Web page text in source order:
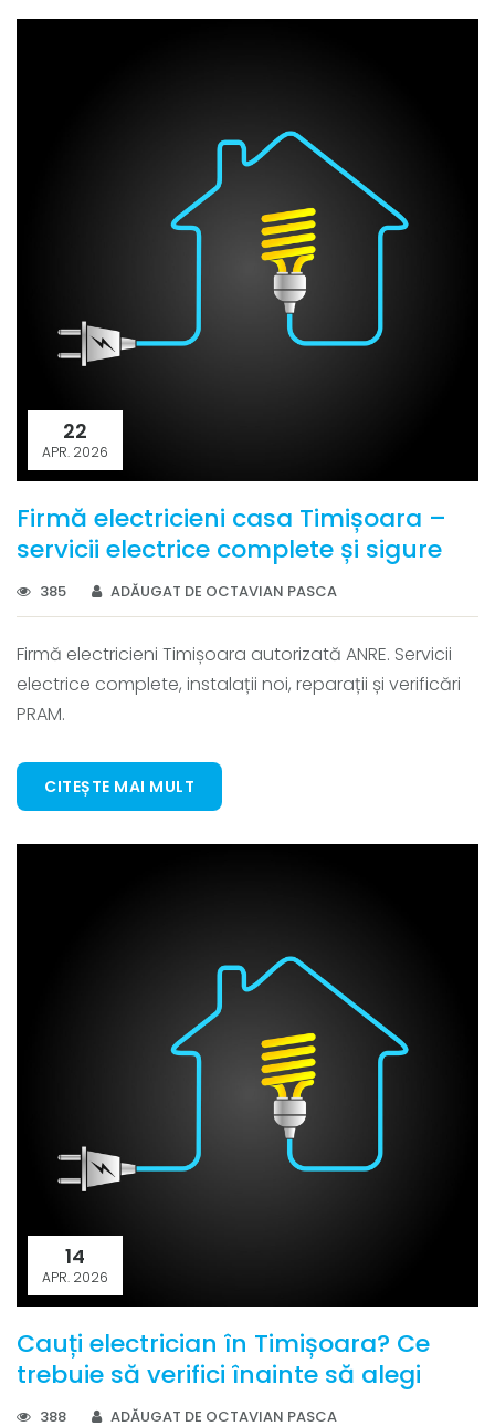
22
APR. 2026
Firmă electricieni casa Timișoara –
servicii electrice complete și sigure
385 ADĂUGAT DE OCTAVIAN PASCA
Firmă electricieni Timișoara autorizată ANRE. Servicii
electrice complete, instalații noi, reparații și verificări
PRAM.
CITEȘTE MAI MULT
14
APR. 2026
Cauți electrician în Timișoara? Ce
trebuie să verifici înainte să alegi
388 ADĂUGAT DE OCTAVIAN PASCA